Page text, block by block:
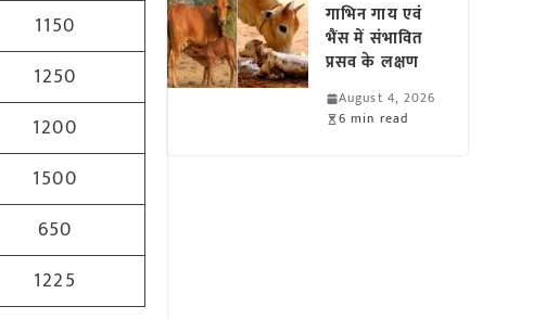
1150
1250
1200
1500
650
1225
गाभिन गाय एवं
भैंस में संभावित
प्रसव के लक्षण
August 4, 2026
6 min read